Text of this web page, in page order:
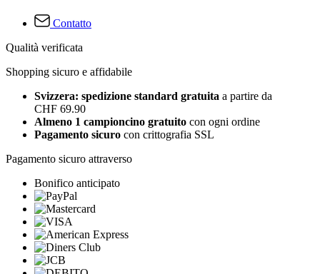
Contatto
Qualità verificata
Shopping sicuro e affidabile
Svizzera: spedizione standard gratuita a partire da
CHF 69.90
Almeno 1 campioncino gratuito con ogni ordine
Pagamento sicuro con crittografia SSL
Pagamento sicuro attraverso
Bonifico anticipato